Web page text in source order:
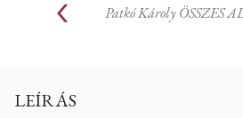
Patkó Károly ÖSSZES
LEÍRÁS